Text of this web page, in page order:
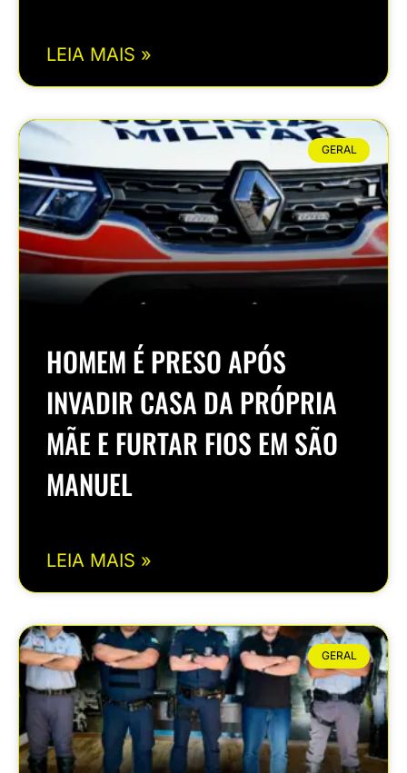
LEIA MAIS »
GERAL
HOMEM É PRESO APÓS
INVADIR CASA DA PRÓPRIA
MÃE E FURTAR FIOS EM SÃO
MANUEL
LEIA MAIS »
GERAL